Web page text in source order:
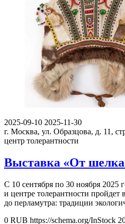
2025-09-10 2025-11-30
г. Москва, ул. Образцова, д. 11,
центр толерантности
Выставка «От шелка
С 10 сентября по 30 ноября 2025
и центре толерантности пройдет
до перламутра: традиции
0 RUB https://schema.org/InStock